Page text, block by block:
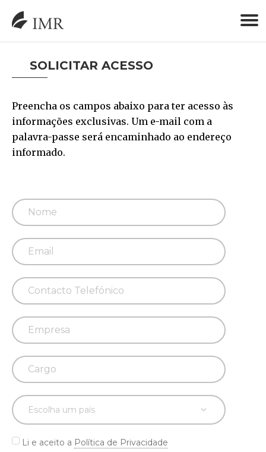
SOLICITAR ACESSO
Preencha os campos abaixo para ter acesso às
informações exclusivas. Um e-mail com a
palavra-passe será encaminhado ao endereço
informado.
Li e aceito a Política de Privacidade